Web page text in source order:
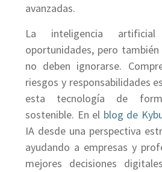
avanzadas.
La inteligencia
oportunidades, pero
no deben ignorarse.
riesgos y responsabilidades
esta tecnología de
sostenible. En el blog de
IA desde una perspectiva
ayudando a empresas y
mejores decisiones